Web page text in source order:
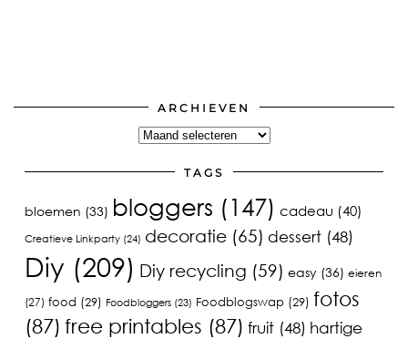
ARCHIEVEN
Archieven
TAGS
bloemen (33) bloggers (147) cadeau (40)
Creatieve Linkparty (24) decoratie (65) dessert (48)
Diy (209) Diy recycling (59) easy (36) eieren
(27) food (29) Foodbloggers (23) Foodblogswap (29) fotos
(87) free printables (87) fruit (48) hartige